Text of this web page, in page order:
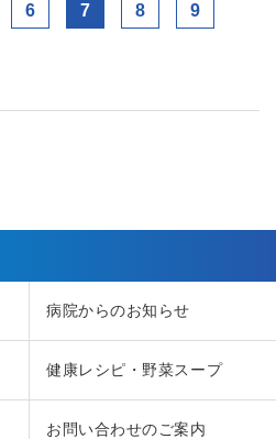
6 7 8 9
病院からのお知らせ
健康レシピ・野菜スープ
お問い合わせのご案内